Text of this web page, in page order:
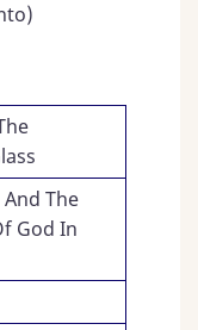
The
God In